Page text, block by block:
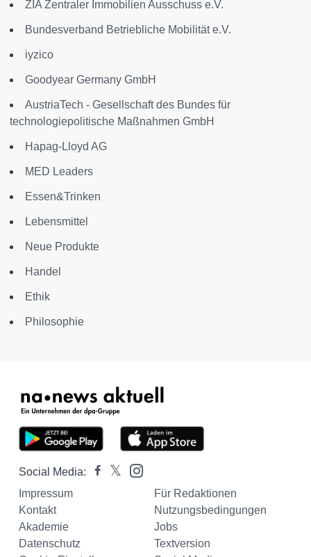
ZIA Zentraler Immobilien Ausschuss e.V.
Bundesverband Betriebliche Mobilität e.V.
iyzico
Goodyear Germany GmbH
AustriaTech - Gesellschaft des Bundes für
technologiepolitische Maßnahmen GmbH
Hapag-Lloyd AG
MED Leaders
Essen&Trinken
Lebensmittel
Neue Produkte
Handel
Ethik
Philosophie
Social Media:
Impressum
Für Redaktionen
Kontakt
Nutzungsbedingungen
Akademie
Jobs
Datenschutz
Textversion